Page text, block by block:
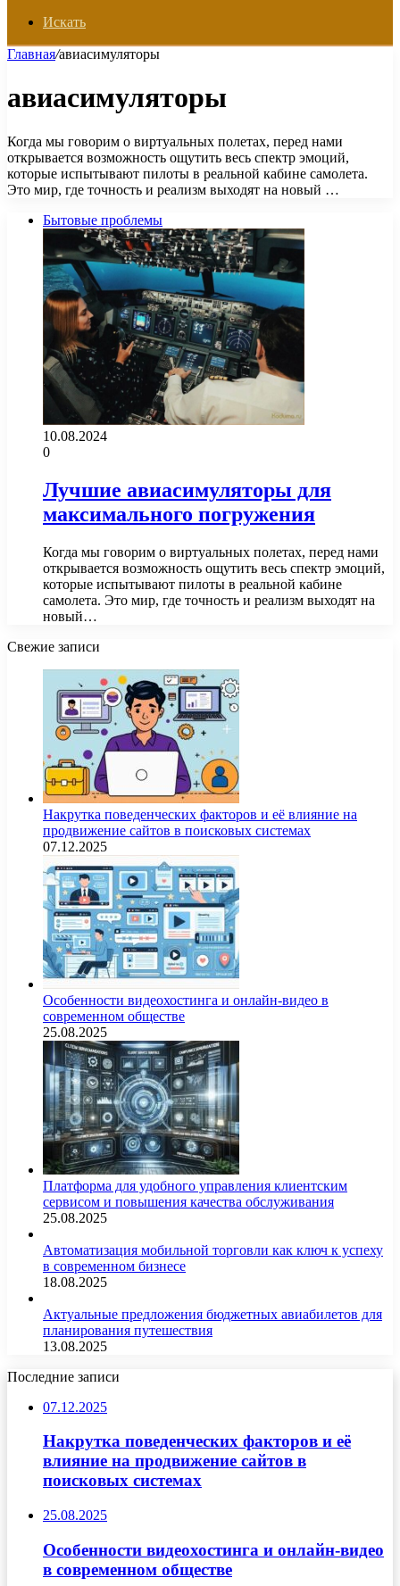
Искать
Главная/авиасимуляторы
авиасимуляторы
Когда мы говорим о виртуальных полетах, перед нами
открывается возможность ощутить весь спектр эмоций,
которые испытывают пилоты в реальной кабине самолета.
Это мир, где точность и реализм выходят на новый …
Бытовые проблемы
10.08.2024
0
Лучшие авиасимуляторы для
максимального погружения
Когда мы говорим о виртуальных полетах, перед нами
открывается возможность ощутить весь спектр эмоций,
которые испытывают пилоты в реальной кабине
самолета. Это мир, где точность и реализм выходят на
новый…
Свежие записи
Накрутка поведенческих факторов и её влияние на
продвижение сайтов в поисковых системах
07.12.2025
Особенности видеохостинга и онлайн-видео в
современном обществе
25.08.2025
Платформа для удобного управления клиентским
сервисом и повышения качества обслуживания
25.08.2025
Автоматизация мобильной торговли как ключ к успеху
в современном бизнесе
18.08.2025
Актуальные предложения бюджетных авиабилетов для
планирования путешествия
13.08.2025
Последние записи
07.12.2025
Накрутка поведенческих факторов и её
влияние на продвижение сайтов в
поисковых системах
25.08.2025
Особенности видеохостинга и онлайн-видео
в современном обществе